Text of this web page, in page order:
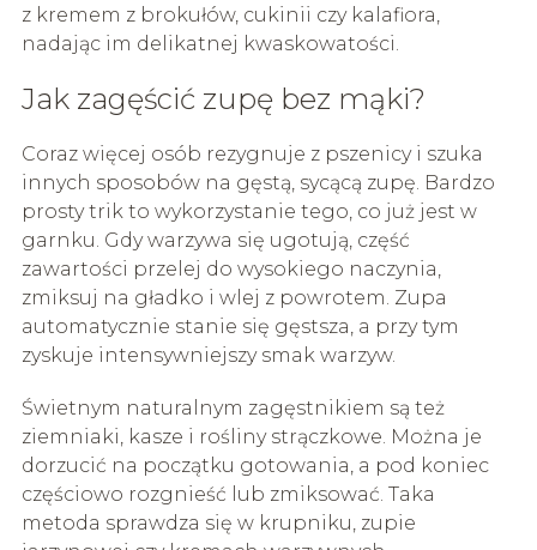
z kremem z brokułów, cukinii czy kalafiora,
nadając im delikatnej kwaskowatości.
Jak zagęścić zupę bez mąki?
Coraz więcej osób rezygnuje z pszenicy i szuka
innych sposobów na gęstą, sycącą zupę. Bardzo
prosty trik to wykorzystanie tego, co już jest w
garnku. Gdy warzywa się ugotują, część
zawartości przelej do wysokiego naczynia,
zmiksuj na gładko i wlej z powrotem. Zupa
automatycznie stanie się gęstsza, a przy tym
zyskuje intensywniejszy smak warzyw.
Świetnym naturalnym zagęstnikiem są też
ziemniaki, kasze i rośliny strączkowe. Można je
dorzucić na początku gotowania, a pod koniec
częściowo rozgnieść lub zmiksować. Taka
metoda sprawdza się w krupniku, zupie